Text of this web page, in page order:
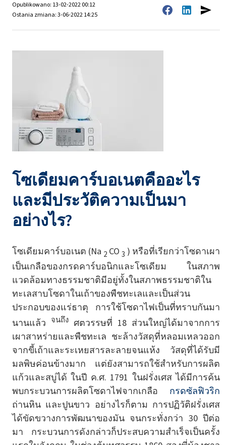
Opublikowano: 13-02-2022 00:12
Ostania zmiana: 3-06-2022 14:25
โซเดียมคาร์บอเนตคืออะไร
และมีประวัติความเป็นมา
อย่างไร?
โซเดียมคาร์บอเนต (Na 2 CO3 ) หรือที่เรียกว่าโซดาเผา
เป็นเกลือของกรดคาร์บอนิกและโซเดียม ในสภาพ
แวดล้อมทางธรรมชาติมีอยู่ทั้งในสภาพธรรมชาติใน
ทะเลสาบโซดาในเถ้าของพืชทะเลและเป็นส่วน
ประกอบของแร่ธาตุ การใช้โซดาไฟเป็นที่ทราบกันมา
นานแล้ว จนถึง ศตวรรษที่ 18 ส่วนใหญ่ได้มาจากการ
เผาสาหร่ายและพืชทะเล ชะล้างวัสดุที่หลอมเหลวออก
จากขี้เถ้าและระเหยสารละลายจนแห้ง วัสดุที่ได้รับมี
มลพิษค่อนข้างมาก แต่ยังสามารถใช้สำหรับการผลิต
แก้วและสบู่ได้ ในปี ค.ศ. 1791 ในฝรั่งเศส ได้มีการค้น
พบกระบวนการผลิตโซดาไฟจากเกลือ กรดซัลฟิวริก
ถ่านหิน และปูนขาว อย่างไรก็ตาม การปฏิวัติฝรั่งเศส
ได้ขัดขวางการพัฒนาของมัน จนกระทั่งกว่า 30 ปีต่อ
มา กระบวนการดังกล่าวก็ประสบความสำเร็จเป็นครั้ง